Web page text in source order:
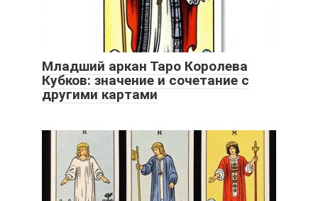
Младший аркан Таро Королева
Кубков: значение и сочетание с
другими картами